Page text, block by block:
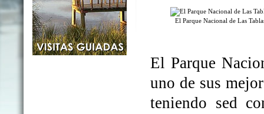
El Parque Nacional de Las
El Parque
uno de sus
teniendo sed